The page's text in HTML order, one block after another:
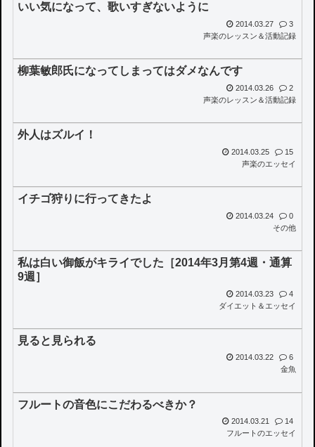
いい気になって、歌いすぎないように
2014.03.27
3
声楽のレッスン＆活動記録
柳葉敏郎氏になってしまってはダメなんです
2014.03.26
2
声楽のレッスン＆活動記録
外人はズルイ！
2014.03.25
15
声楽のエッセイ
イチゴ狩りに行ってきたよ
2014.03.24
0
その他
私は白い御飯がキライでした［2014年3月第4週・通算
9週］
2014.03.23
4
ダイエット＆エッセイ
見ると見られる
2014.03.22
6
金魚
フルートの音色にこだわるべきか？
2014.03.21
14
フルートのエッセイ